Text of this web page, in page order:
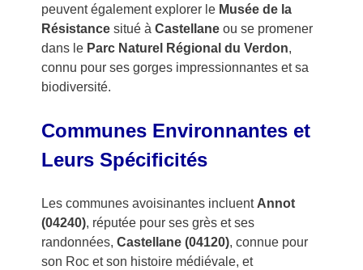
peuvent également explorer le Musée de la
Résistancesitué à Castellaneou se promener
dans le Parc Naturel Régional du Verdon,
connu pour ses gorges impressionnantes et sa
biodiversité.
Communes Environnantes et
Leurs Spécificités
Les communes avoisinantes incluent Annot
(04240), réputée pour ses grès et ses
randonnées, Castellane (04120), connue pour
son Roc et son histoire médiévale, et